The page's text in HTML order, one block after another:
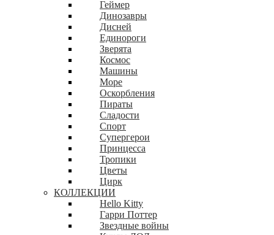
Геймер
Динозавры
Дисней
Единороги
Зверята
Космос
Машины
Море
Оскорбления
Пираты
Сладости
Спорт
Супергерои
Принцесса
Тропики
Цветы
Цирк
КОЛЛЕКЦИИ
Hello Kitty
Гарри Поттер
Звездные войны